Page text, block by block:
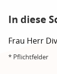
In diese
Frau Herr
* Pflichtfelder